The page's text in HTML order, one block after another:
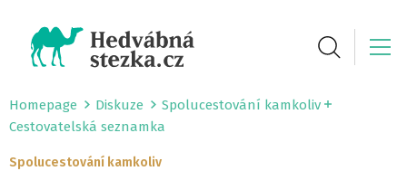
Homepage Diskuze
Spolucestování kamkoliv
Cestovatelská seznamka
Spolucestování kamkoliv